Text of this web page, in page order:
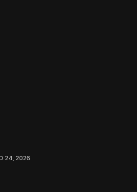
24, 2026